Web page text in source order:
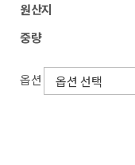
원산지
중량
옵션